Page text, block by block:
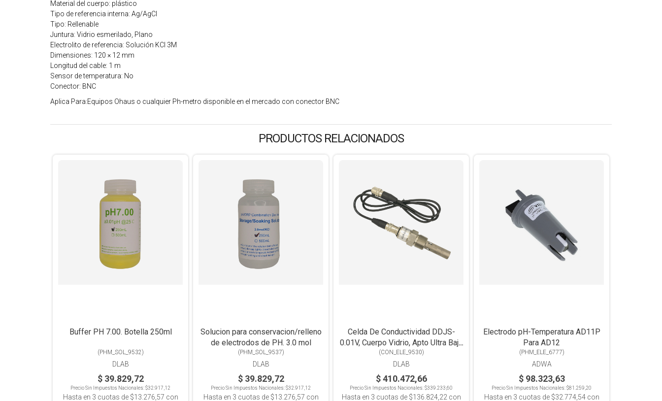
Material del cuerpo: plástico
Tipo de referencia interna: Ag/AgCl
Tipo: Rellenable
Juntura: Vidrio esmerilado, Plano
Electrolito de referencia: Solución KCl 3M
Dimensiones: 120 × 12 mm
Longitud del cable: 1 m
Sensor de temperatura: No
Conector: BNC
Aplica Para:Equipos Ohaus o cualquier Ph-metro disponible en el mercado con conector BNC
PRODUCTOS RELACIONADOS
Buffer PH 7.00. Botella 250ml
(PHM_SOL_9532)
DLAB
$ 39.829,72
Precio Sin Impuestos Nacionales:$32.917,12
Hasta en 3 cuotas de $13.276,57 con
Solucion para conservacion/relleno
de electrodos de PH. 3.0 mol
(PHM_SOL_9537)
DLAB
$ 39.829,72
Precio Sin Impuestos Nacionales:$32.917,12
Hasta en 3 cuotas de $13.276,57 con
Celda De Conductividad DDJS-
0.01V, Cuerpo Vidrio, Apto Ultra Baja
Conductividad, Compatible Con
Línea Mesada Y Portátil
(CON_ELE_9530)
DLAB
$ 410.472,66
Precio Sin Impuestos Nacionales:$339.233,60
Hasta en 3 cuotas de $136.824,22 con
Electrodo pH-Temperatura AD11P
Para AD12
(PHM_ELE_6777)
ADWA
$ 98.323,63
Precio Sin Impuestos Nacionales:$81.259,20
Hasta en 3 cuotas de $32.774,54con